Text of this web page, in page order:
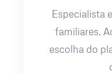
Especialista
familiares.
escolha do